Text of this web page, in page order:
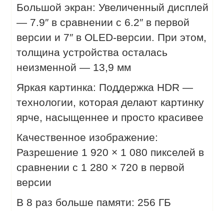
Большой экран: Увеличенный дисплей
— 7.9″ в сравнении с 6.2″ в первой
версии и 7″ в OLED-версии. При этом,
толщина устройства осталась
неизменной — 13,9 мм
Яркая картинка: Поддержка HDR —
технологии, которая делают картинку
ярче, насыщеннее и просто красивее
Качественное изображение:
Разрешение 1 920 × 1 080 пикселей в
сравнении с 1 280 × 720 в первой
версии
В 8 раз больше памяти: 256 ГБ